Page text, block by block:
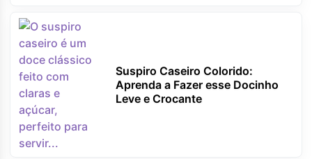
Suspiro Caseiro Colorido:
Aprenda a Fazer esse Docinho
Leve e Crocante